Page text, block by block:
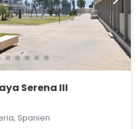
Serena III
Spanien